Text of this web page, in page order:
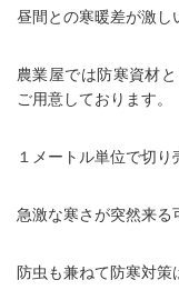
昼間との寒暖差が激し
農業屋では防寒資材
ご用意しております。
１メートル単位で切り
急激な寒さが突然来る
防虫も兼ねて防寒対策